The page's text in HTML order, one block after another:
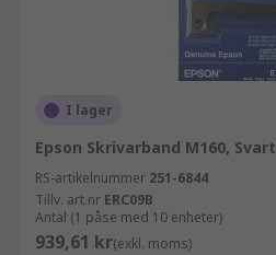
I lager
Epson Skrivarband M160, Svart
RS-artikelnummer 251-6844
Tillv. art.nr ERC09B
Antal (1 påse med 10 enheter)
939,61 kr(exkl. moms)